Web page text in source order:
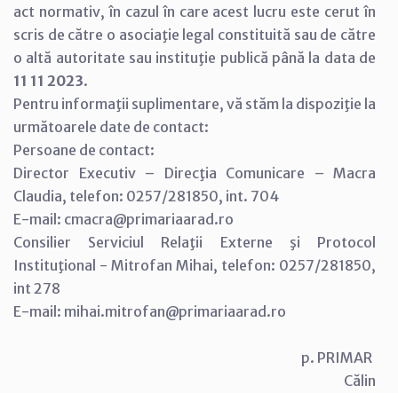
act normativ, în cazul în care acest lucru este cerut în
scris de către o asociaţie legal constituită sau de către
o altă autoritate sau instituţie publică până la data de
11 11 2023.
Pentru informaţii suplimentare, vă stăm la dispoziţie la
următoarele date de contact:
Persoane de contact:
Director Executiv – Direcţia Comunicare – Macra
Claudia, telefon: 0257/281850, int. 704
E-mail: cmacra@primariaarad.ro
Consilier Serviciul Relaţii Externe şi Protocol
Instituţional - Mitrofan Mihai, telefon: 0257/281850,
int 278
E-mail: mihai.mitrofan@primariaarad.ro
p. PRIMAR
Călin